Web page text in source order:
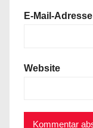
E-Mail-Adresse
Website